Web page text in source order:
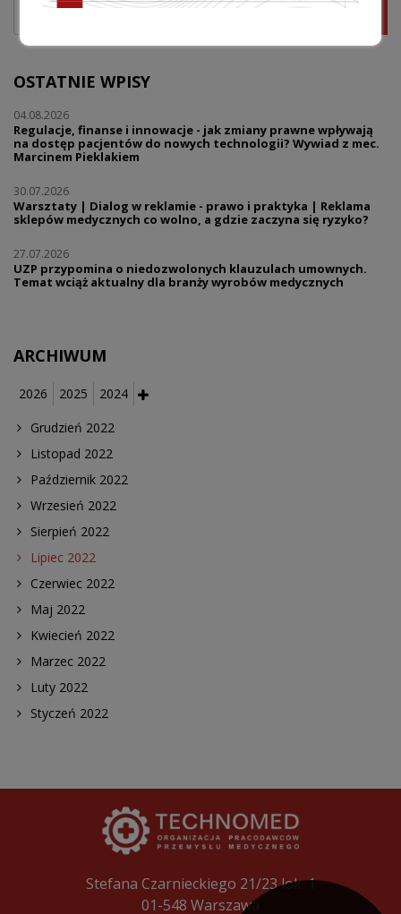
OSTATNIE WPISY
04.08.2026
Regulacje, finanse i innowacje - jak zmiany prawne wpływają
na dostęp pacjentów do nowych technologii? Wywiad z mec.
Marcinem Pieklakiem
30.07.2026
Warsztaty | Dialog w reklamie - prawo i praktyka | Reklama
sklepów medycznych co wolno, a gdzie zaczyna się ryzyko?
27.07.2026
UZP przypomina o niedozwolonych klauzulach umownych.
Temat wciąż aktualny dla branży wyrobów medycznych
ARCHIWUM
2026 2025 2024
Grudzień 2022
Listopad 2022
Październik 2022
Wrzesień 2022
Sierpień 2022
Lipiec 2022
Czerwiec 2022
Maj 2022
Kwiecień 2022
Marzec 2022
Luty 2022
Styczeń 2022
Stefana Czarnieckiego 21/23 lok. 1
01-548 Warszawa